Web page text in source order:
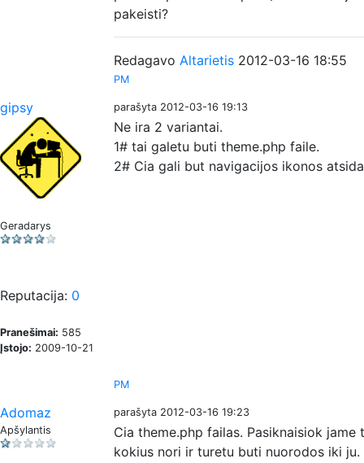
pakeisti?
Redagavo Altarietis 2012-03-16 18:55
PM
gipsy parašyta 2012-03-16 19:13
Geradarys
Reputacija: 0
Pranešimai: 585
Įstojo: 2009-10-21
Ne ira 2 variantai.
1# tai galetu buti theme.php faile.
2# Cia gali but navigacijos ikonos
PM
Adomaz
parašyta 2012-03-16 19:23
Apšylantis
Cia theme.php failas. Pasiknaisiok
kokius nori ir turetu buti nuorodos iki